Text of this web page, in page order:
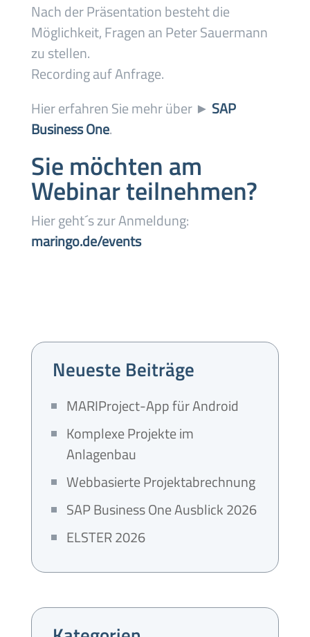
Nach der Präsentation besteht die
Möglichkeit, Fragen an Peter Sauermann
zu stellen.
Recording auf Anfrage.
Hier erfahren Sie mehr über ► SAP
Business One.
Sie möchten am
Webinar teilnehmen?
Hier geht´s zur Anmeldung:
maringo.de/events
Neueste Beiträge
MARIProject-App für Android
Komplexe Projekte im
Anlagenbau
Webbasierte Projektabrechnung
SAP Business One Ausblick 2026
ELSTER 2026